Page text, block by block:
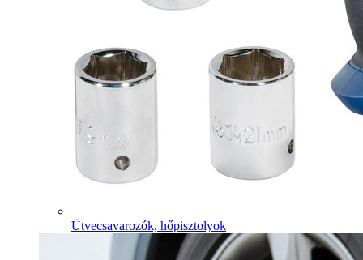
Ütvecsavarozók, hőpisztolyok